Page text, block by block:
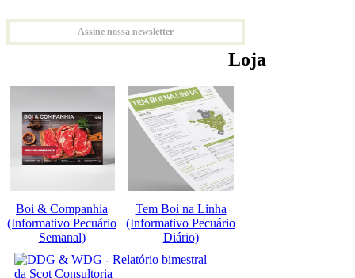
Assine nossa newsletter
Loja
Boi & Companhia
(Informativo Pecuário
Semanal)
Tem Boi na Linha
(Informativo Pecuário
Diário)